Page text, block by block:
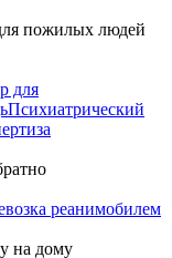
пожилых людей
для
Психиатрический
реанимобилем
на дому